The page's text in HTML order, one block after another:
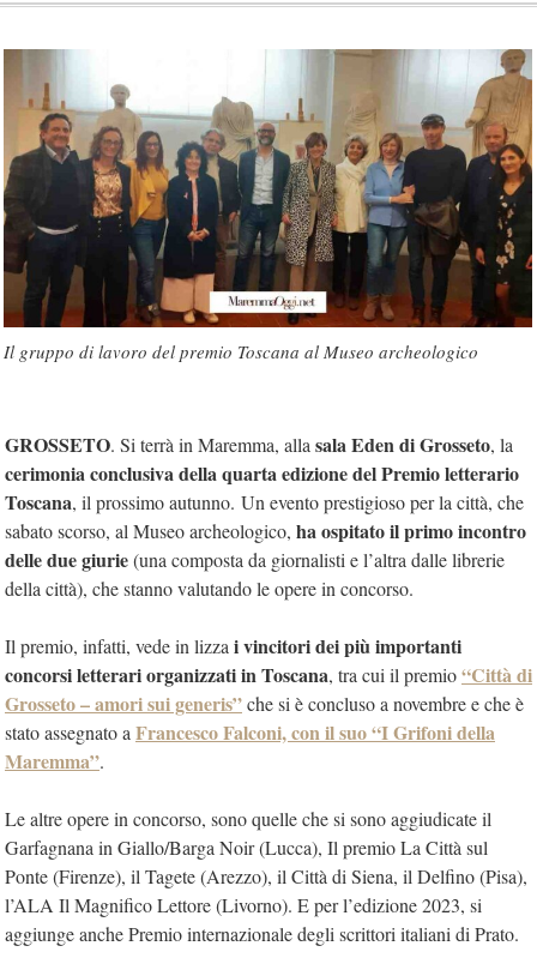
Il gruppo di lavoro del premio Toscana al Museo archeologico
GROSSETO. Si terrà in Maremma, alla sala Eden di Grosseto, la
cerimonia conclusiva della quarta edizione del Premio letterario
Toscana, il prossimo autunno. Un evento prestigioso per la città, che
sabato scorso, al Museo archeologico, ha ospitato il primo incontro
delle due giurie(una composta da giornalisti e l’altra dalle librerie
della città), che stanno valutando le opere in concorso.
Il premio, infatti, vede in lizza i vincitori dei più importanti
concorsi letterari organizzati in Toscana, tra cui il premio“Città di
Grosseto – amori sui generis”che si è concluso a novembre e che è
stato assegnato a Francesco Falconi, con il suo “I Grifoni della
Maremma”.
Le altre opere in concorso, sono quelle che si sono aggiudicate il
Garfagnana in Giallo/Barga Noir (Lucca), Il premio La Città sul
Ponte (Firenze), il Tagete (Arezzo), il Città di Siena, il Delfino (Pisa),
l’ALA Il Magnifico Lettore (Livorno). E per l’edizione 2023, si
aggiunge anche Premio internazionale degli scrittori italiani di Prato.